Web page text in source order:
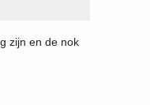
zijn en de nok